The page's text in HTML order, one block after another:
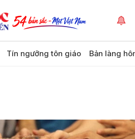
Tín ngưỡng tôn giáo Bản làng